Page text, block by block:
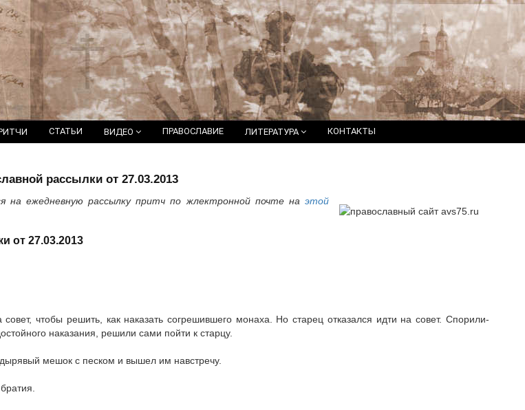
СТАТЬИ ВИДЕО ПРАВОСЛАВИЕ ЛИТЕРАТУРА КОНТАКТЫ
рассылки от 27.03.2013
на ежедневную рассылку притч по жлектронной почте на этой
от 27.03.2013
чтобы решить, как наказать согрешившего монаха. Но старец отказался идти на совет. Спорили-
наказания, решили сами пойти к старцу.
мешок с песком и вышел им навстречу.